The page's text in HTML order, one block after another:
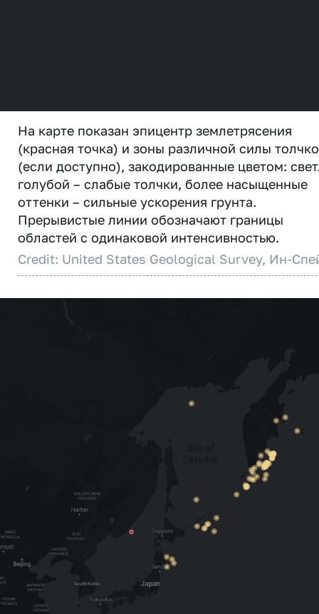
На карте показан эпицентр землетрясения
(красная точка) и зоны различной силы
(если доступно), закодированные цветом:
голубой – слабые толчки, более насыщенные
оттенки – сильные ускорения грунта.
Прерывистые линии обозначают границы
областей с одинаковой интенсивностью.
Credit: United States Geological Survey, Ин-